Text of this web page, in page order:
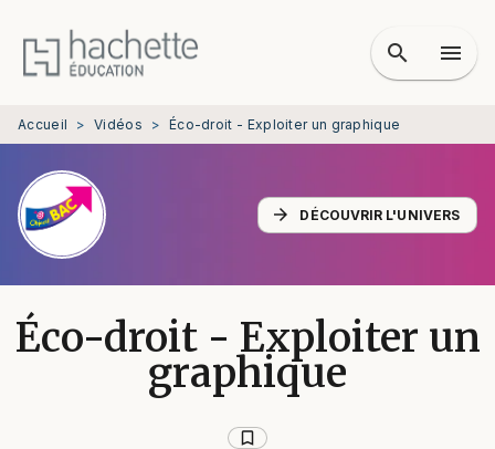
MENU RECHERCHE
PIED DE PAGE
search menu
Accueil > Vidéos > Éco-droit - Exploiter un graphique
arrow_forward DÉCOUVRIR L'UNIVERS
Éco-droit - Exploiter un
graphique
bookmark_border